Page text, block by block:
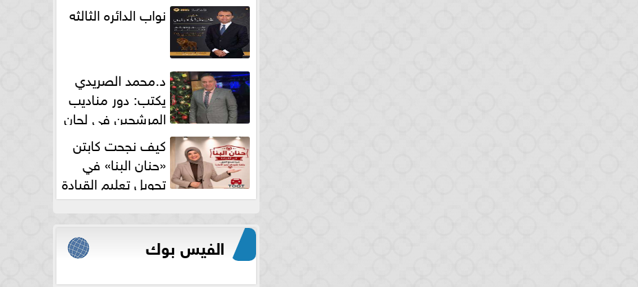
نواب الدائره الثالثه
د.محمد الصريدي
يكتب: دور مناديب
المرشحين في لجان
الانتخابات
كيف نجحت كابتن
«حنان البنا» في
تحويل تعليم القيادة
النسائية من خوف...
الفيس بوك